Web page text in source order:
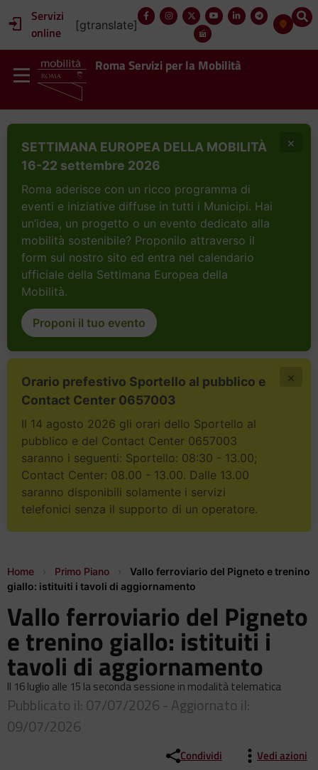
Servizi
online
[gtranslate]
Roma Servizi per la Mobilità
SETTIMANA EUROPEA DELLA MOBILITÀ
16-22 settembre 2026
Roma aderisce con un ricco programma di
eventi e iniziative diffuse in tutti i Municipi. Hai
un’idea, un progetto o un evento dedicato alla
mobilità sostenibile? Proponilo attraverso il
form sul nostro sito ed entra nel calendario
ufficiale della Settimana Europea della
Mobilità.
Proponi il tuo evento
×
Orario prefestivo Sportello al pubblico e
Contact Center 0657003
Il 14 agosto 2026 gli orari dello Sportello al
pubblico e del Contact Center 0657003
saranno i seguenti: Sportello: 08:30 - 13.00;
Contact Center: 08.00 - 13.00. Dalle 13.00
saranno disponibili solamente i servizi
telefonici senza il supporto di un operatore.
×
Home › Primo Piano ›
Vallo ferroviario del Pigneto e trenino
giallo: istituiti i tavoli di aggiornamento
Vallo ferroviario del Pigneto
e trenino giallo: istituiti i
tavoli di aggiornamento
Il 16 luglio alle 15 la seconda sessione in modalità telematica
Pubblicato il: 07/07/2026 - Aggiornato il:
09/07/2026
Condividi Vedi azioni